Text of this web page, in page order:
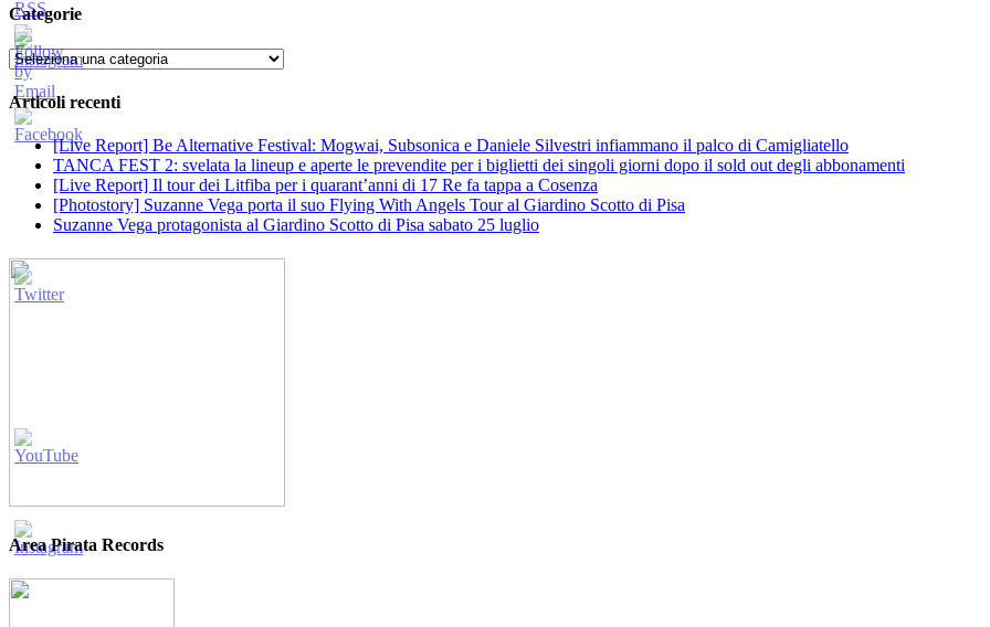
Categorie
Categorie
Articoli recenti
[Live Report] Be Alternative Festival: Mogwai, Subsonica e Daniele Silvestri infiammano il palco di Camigliatello
TANCA FEST 2: svelata la lineup e aperte le prevendite per i biglietti dei singoli giorni dopo il sold out degli abbonamenti
[Live Report] Il tour dei Litfiba per i quarant’anni di 17 Re fa tappa a Cosenza
[Photostory] Suzanne Vega porta il suo Flying With Angels Tour al Giardino Scotto di Pisa
Suzanne Vega protagonista al Giardino Scotto di Pisa sabato 25 luglio
Area Pirata Records